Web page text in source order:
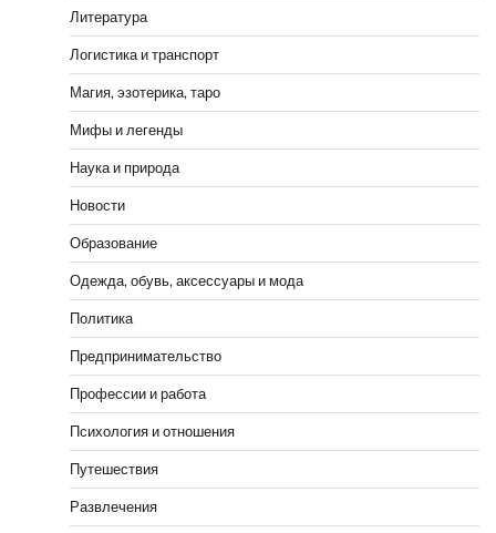
Литература
Логистика и транспорт
Магия, эзотерика, таро
Мифы и легенды
Наука и природа
Новости
Образование
Одежда, обувь, аксессуары и мода
Политика
Предпринимательство
Профессии и работа
Психология и отношения
Путешествия
Развлечения